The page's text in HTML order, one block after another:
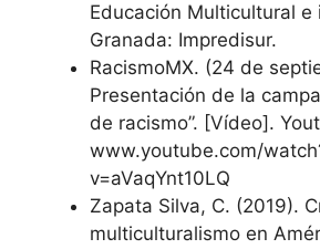
Educación Multicultural e
Granada: Impredisur.
RacismoMX. (24 de
Presentación de la
de racismo”. [Vídeo].
www.youtube.com/
v=aVaqYnt10LQ
Zapata Silva, C. (2019).
multiculturalismo en